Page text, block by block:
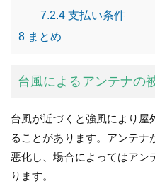
7.2.4 支払い条件
8 まとめ
台風によるアンテナの
台風が近づくと強風により
ることがあります。アンテ
悪化し、場合によってはアン
ります。